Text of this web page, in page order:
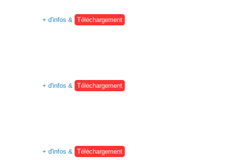
+ d'infos & Téléchargement
+ d'infos & Téléchargement
+ d'infos &
Téléchargement